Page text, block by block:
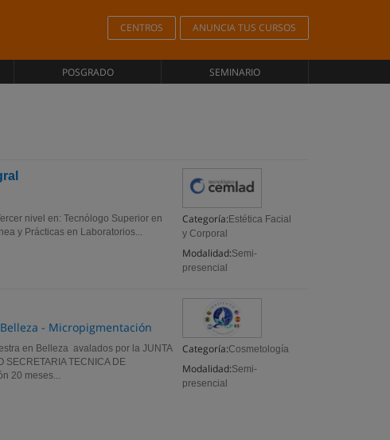
CENTROS ANUNCIA TUS CURSOS
POSGRADO SEMINARIO
Categoría: Estética Facial
y Corporal
Modalidad:Semi-
presencial
nivel en: Tecnólogo Superior en
y Prácticas en Laboratorios...
- Micropigmentación
Categoría:Cosmetología
Modalidad:Semi-
presencial
en Belleza avalados por la JUNTA
SECRETARIA TECNICA DE
20 meses...